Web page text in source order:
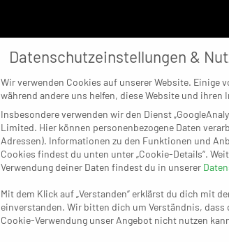
Datenschutzeinstellungen &
Wir verwenden Cookies auf unserer Website. Einige
während andere uns helfen, diese Website und ihren
Insbesondere verwenden wir den Dienst
Limited. Hier können personenbezogene Daten
Adressen). Informationen zu den Funktionen und
Cookies findest du unten unter „Cookie-Details“.
Verwendung deiner Daten findest du in unserer
Mit dem Klick auf „Verstanden“ erklärst du dich mit
einverstanden. Wir bitten dich um Verständnis,
Cookie-Verwendung unser Angebot nicht nutzen